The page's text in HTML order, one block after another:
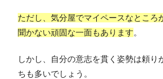
ただし、気分屋でマイペースなところ
聞かない頑固な一面もあります。
しかし、自分の意志を貫く姿勢は頼り
ちも多いでしょう。